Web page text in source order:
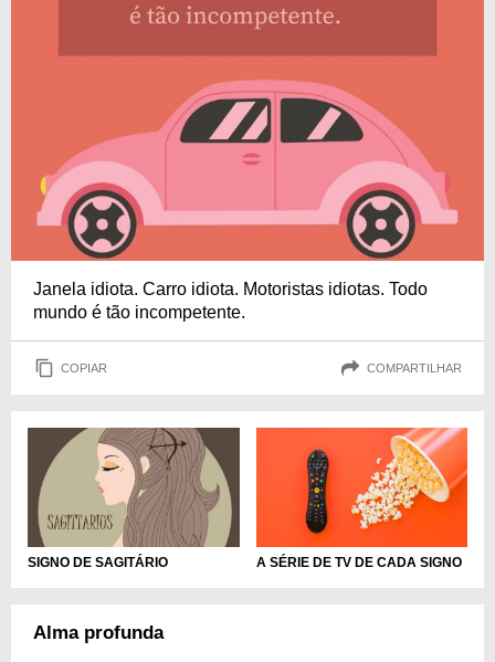
Janela idiota. Carro idiota. Motoristas idiotas. Todo
mundo é tão incompetente.
COPIAR COMPARTILHAR
SIGNO DE SAGITÁRIO A SÉRIE DE TV DE CADA SIGNO
Alma profunda